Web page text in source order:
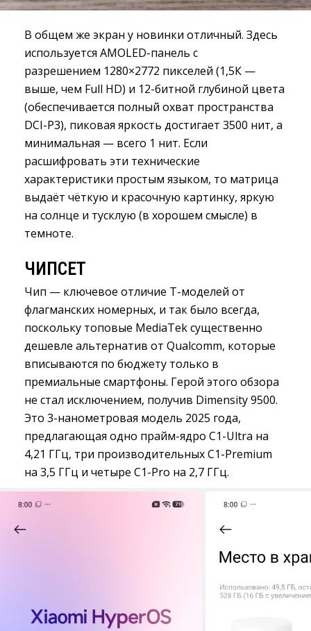
В общем же экран у новинки отличный. Здесь
используется AMOLED-панель с
разрешением 1280×2772 пикселей (1,5К —
выше, чем Full HD) и 12-битной глубиной цвета
(обеспечивается полный охват пространства
DCI-P3), пиковая яркость достигает 3500 нит, а
минимальная — всего 1 нит. Если
расшифровать эти технические
характеристики простым языком, то матрица
выдаёт чёткую и красочную картинку, яркую
на солнце и тусклую (в хорошем смысле) в
темноте.
ЧИПСЕТ
Чип — ключевое отличие T-моделей от
флагманских номерных, и так было всегда,
поскольку топовые MediaTek существенно
дешевле альтернатив от Qualcomm, которые
вписываются по бюджету только в
премиальные смартфоны. Герой этого обзора
не стал исключением, получив Dimensity 9500.
Это 3-нанометровая модель 2025 года,
предлагающая одно прайм-ядро C1-Ultra на
4,21 ГГц, три производительных C1-Premium
на 3,5 ГГц и четыре C1-Pro на 2,7 ГГц.